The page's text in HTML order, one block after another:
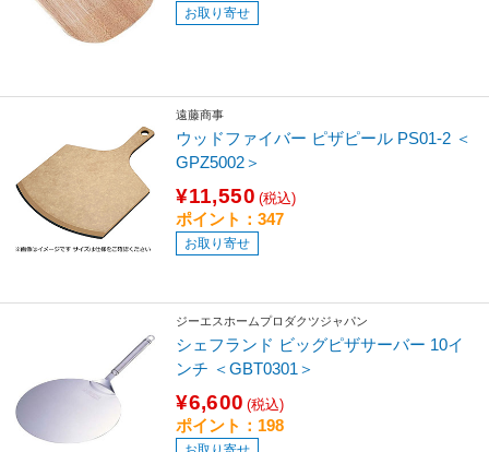
お取り寄せ
遠藤商事
ウッドファイバー ピザピール PS01-2 ＜
GPZ5002＞
¥11,550 (税込)
ポイント：347
お取り寄せ
ジーエスホームプロダクツジャパン
シェフランド ビッグピザサーバー 10イ
ンチ ＜GBT0301＞
¥6,600 (税込)
ポイント：198
お取り寄せ